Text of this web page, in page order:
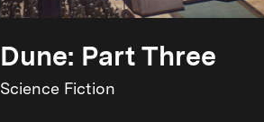
Dune: Part Three
Science Fiction